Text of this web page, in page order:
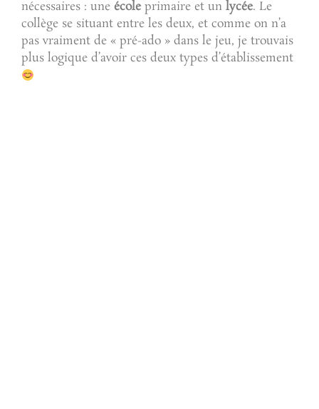
nécessaires : une école primaire et un lycée. Le
collège se situant entre les deux, et comme on n’a
pas vraiment de « pré-ado » dans le jeu, je trouvais
plus logique d’avoir ces deux types d’établissement